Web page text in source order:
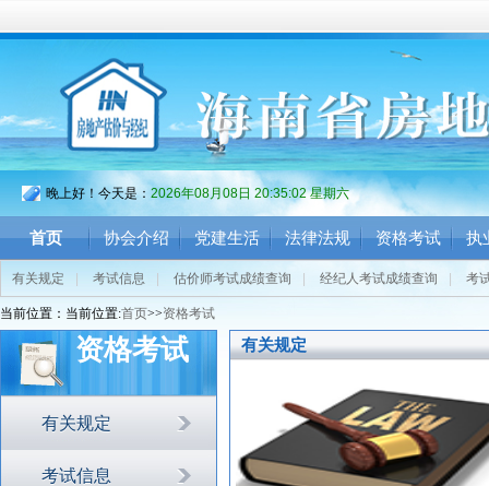
晚上好！今天是： 2026年08月08日 20:35:03 星期六
首页 协会介绍 党建生活 法律法规 资格考试 执
有关规定 考试信息 估价师考试成绩查询 经纪人考试成绩查询 考
当前位置：当前位置:首页>>资格考试
资格考试
有关规定
考试信息
有关规定